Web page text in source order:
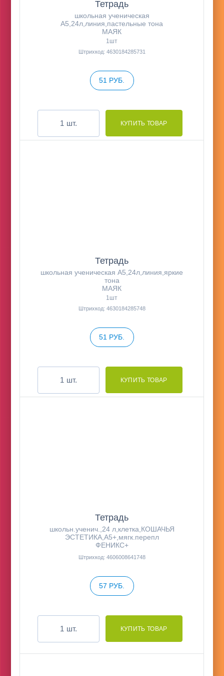
Тетрадь
школьная ученическая
А5,24л,линия,пастельные тона
МАЯК
1шт
Штрихкод: 4630184285731
51 РУБ.
шт.
Тетрадь
школьная ученическая А5,24л,линия,яркие
тона
МАЯК
1шт
Штрихкод: 4630184285748
51 РУБ.
шт.
Тетрадь
школьн.ученич.,24 л,клетка,КОШАЧЬЯ
ЭСТЕТИКА,А5+,мягк.перепл
ФЕНИКС+
Штрихкод: 4606008641748
57 РУБ.
шт.